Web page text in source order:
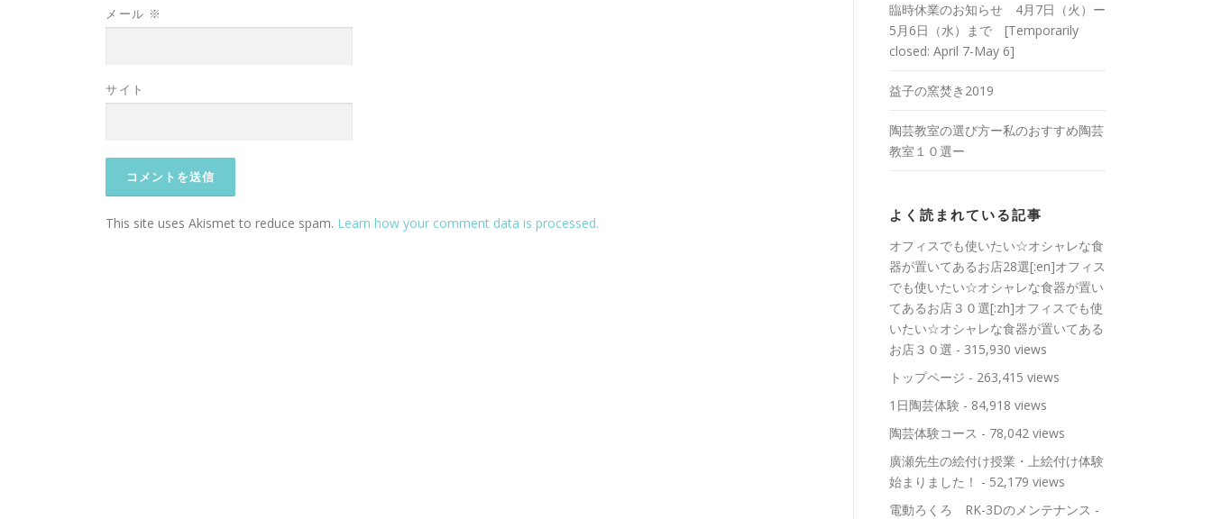
メール ※
サイト
This site uses Akismet to reduce spam. Learn how your comment data is processed.
臨時休業のお知らせ 4月7日（火）ー
5月6日（水）まで [Temporarily
closed: April 7-May 6]
益子の窯焚き2019
陶芸教室の選び方ー私のおすすめ陶芸
教室１０選ー
よく読まれている記事
オフィスでも使いたい☆オシャレな食
器が置いてあるお店28選[:en]オフィス
でも使いたい☆オシャレな食器が置い
てあるお店３０選[:zh]オフィスでも使
いたい☆オシャレな食器が置いてある
お店３０選 - 315,930 views
トップページ - 263,415 views
1日陶芸体験 - 84,918 views
陶芸体験コース - 78,042 views
廣瀬先生の絵付け授業・上絵付け体験
始まりました！ - 52,179 views
電動ろくろ RK-3Dのメンテナンス -